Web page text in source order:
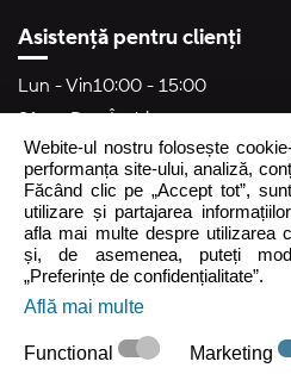
Asistență pentru clienți
Lun - Vin10:00 - 15:00
Sâm - DumÎnchis
crocs.ro@intersocks.pl
40
Webite-ul nostru folosește
performanța site-ului, analiză,
Făcând clic pe „Accept tot”,
utilizare și partajarea
afla mai multe despre utilizarea
și, de asemenea, puteți
„Preferințe de confidențialitate”.
Află mai multe
Functional Marketing